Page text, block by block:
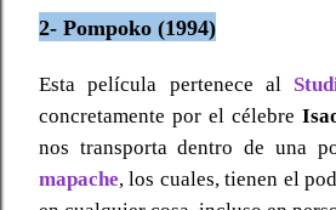
2- Pompoko (1994)
Esta película pertenece al
concretamente por el célebre
nos transporta dentro de una
mapache, los cuales, tienen el